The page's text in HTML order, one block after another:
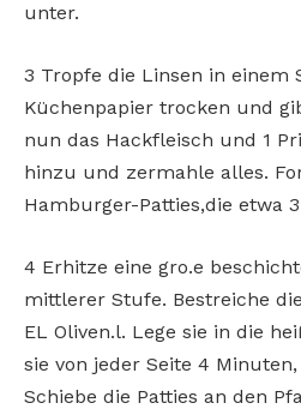
unter.
3 Tropfe die Linsen in einem
Küchenpapier trocken und
nun das Hackfleisch und 1
hinzu und zermahle alles.
Hamburger-Patties,die etwa
4 Erhitze eine gro.e
mittlerer Stufe. Bestreiche
EL Oliven.l. Lege sie in die
sie von jeder Seite 4
Schiebe die Patties an den